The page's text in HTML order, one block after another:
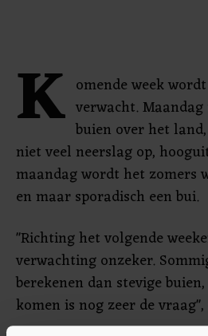
K omende week
verwacht.
buien over het
niet veel neerslag op,
maandag wordt het zomers
en maar sporadisch een bui.
"Richting het volgende
verwachting onzeker.
berekenen dan stevige
komen is nog zeer de